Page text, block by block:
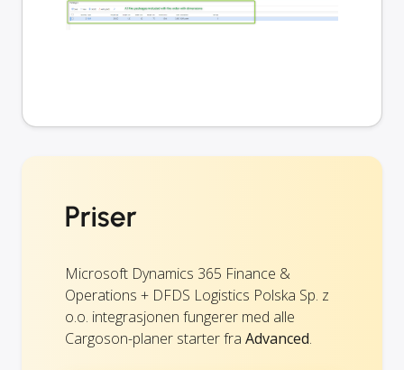
Priser
Microsoft Dynamics 365 Finance &
Operations + DFDS Logistics Polska Sp. z
o.o. integrasjonen fungerer med alle
Cargoson-planer starter fra Advanced.